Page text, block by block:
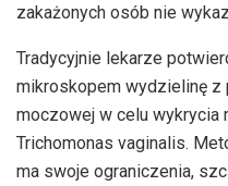
zakażonych osób nie
Tradycyjnie lekarze
mikroskopem wydzielinę
moczowej w celu wykrycia
Trichomonas vaginalis.
ma swoje ograniczenia,